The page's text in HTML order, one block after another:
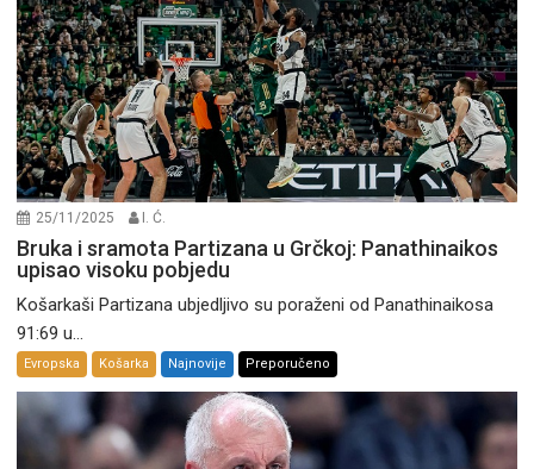
25/11/2025 I. Ć.
Bruka i sramota Partizana u Grčkoj: Panathinaikos
upisao visoku pobjedu
Košarkaši Partizana ubjedljivo su poraženi od Panathinaikosa
91:69 u...
Evropska Košarka Najnovije Preporučeno